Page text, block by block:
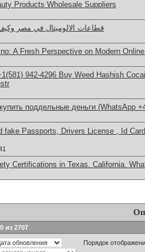
Products Wholesale Suppliers
قطاعات الالوميتال في مصر
A Fresh Perspective on Modern
942-4296 Buy Weed Hashish
поддельные деньги (WhatsApp
fake Passports, Drivers License , Id
Certifications in Texas. California.
из 2707
Порядок